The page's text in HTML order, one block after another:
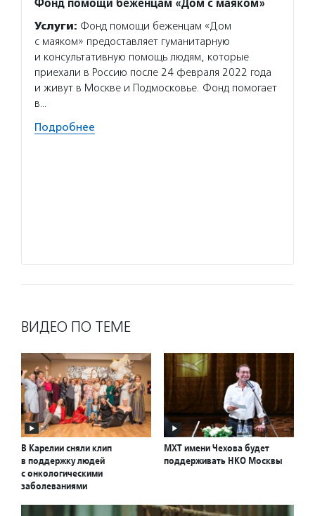
Услуги: Фонд помощи беженцам «Дом
с маяком» предоставляет гуманитарную
и консультативную помощь людям, которые
приехали в Россию после 24 февраля 2022 года
и живут в Москве и Подмосковье. Фонд помогает
в…
Подробнее
ВИДЕО ПО ТЕМЕ
В Карелии сняли клип
в поддержку людей
с онкологическими
заболеваниями
МХТ имени Чехова будет
поддерживать НКО Москвы